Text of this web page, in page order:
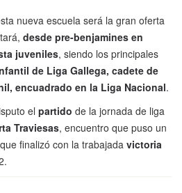
nueva escuela será la gran oferta
desde pre-benjamines en
juveniles, siendo los principales
de Liga Gallega, cadete de
encuadrado en la Liga Nacional.
el partido de la jornada de liga
Traviesas, encuentro que puso un
finalizó con la trabajada victoria